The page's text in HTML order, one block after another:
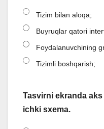
Tizim bilan aloqa;
Buyruqlar qatori
Foydalanuvchining
Tizimli boshqarish;
Tasvirni ekranda
ichki sxema.